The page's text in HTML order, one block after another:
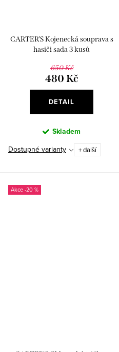
CARTER'S Kojenecká souprava s
hasiči sada 3 kusů
650 Kč
480 Kč
DETAIL
Skladem
Dostupné varianty + další
-20 %